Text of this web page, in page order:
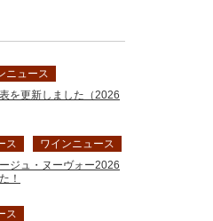
ニュース
を更新しました（2026
ス
ワインニュース
ジュ・ヌーヴォー2026
！
ス